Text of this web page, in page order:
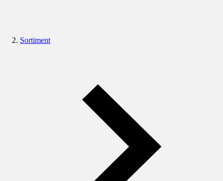
Sortiment